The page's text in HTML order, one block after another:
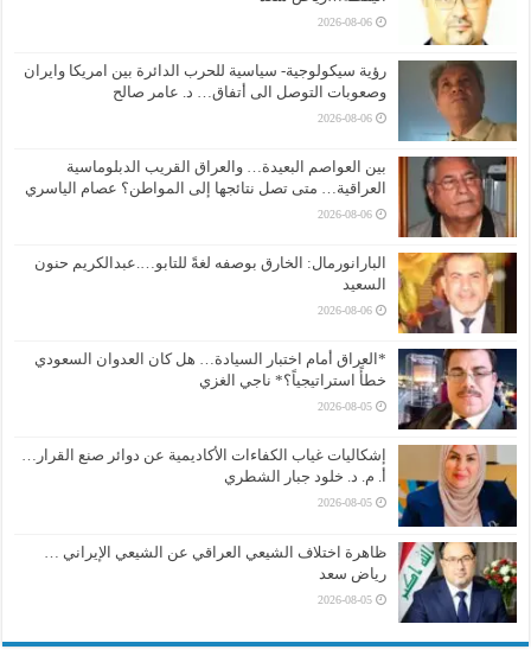
2026-08-06
رؤية سيكولوجية- سياسية للحرب الدائرة بين امريكا وايران
وصعوبات التوصل الى أتفاق… د. عامر صالح
2026-08-06
بين العواصم البعيدة… والعراق القريب الدبلوماسية
العراقية… متى تصل نتائجها إلى المواطن؟ عصام الياسري
2026-08-06
البارانورمال: الخارق بوصفه لغةً للتابو….عبدالكريم حنون
السعيد
2026-08-06
*العراق أمام اختبار السيادة… هل كان العدوان السعودي
خطأً استراتيجياً؟* ناجي الغزي
2026-08-05
إشكاليات غياب الكفاءات الأكاديمية عن دوائر صنع القرار…
أ. م. د. خلود جبار الشطري
2026-08-05
ظاهرة اختلاف الشيعي العراقي عن الشيعي الإيراني …
رياض سعد
2026-08-05